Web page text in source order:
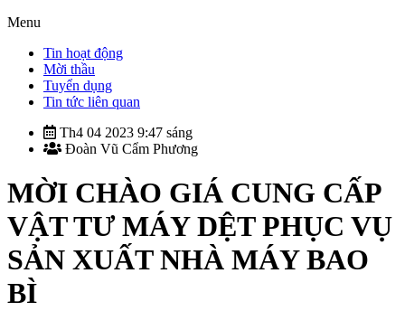
Menu
Tin hoạt động
Mời thầu
Tuyển dụng
Tin tức liên quan
Th4 04 2023 9:47 sáng
Đoàn Vũ Cẩm Phương
MỜI CHÀO GIÁ CUNG CẤP
VẬT TƯ MÁY DỆT PHỤC VỤ
SẢN XUẤT NHÀ MÁY BAO
BÌ